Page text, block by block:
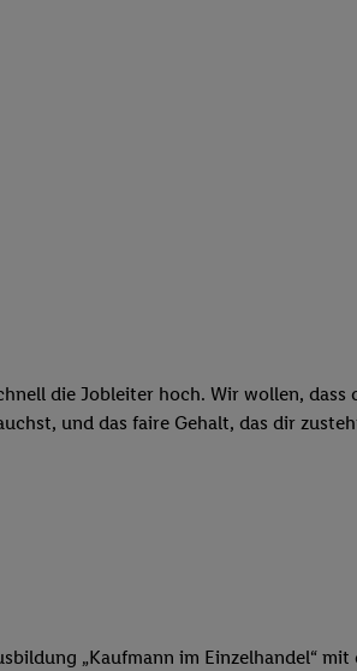
die Jobleiter hoch. Wir wollen, dass
und das faire Gehalt, das dir
„Kaufmann im Einzelhandel“